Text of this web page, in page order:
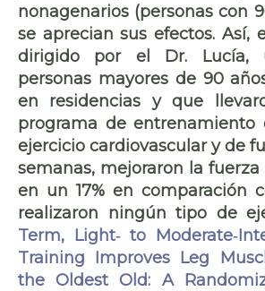
nonagenarios (personas con
se aprecian sus efectos. Así,
dirigido por el Dr. Lucía,
personas mayores de 90
en residencias y que
programa de entrenamiento
ejercicio cardiovascular y de
semanas, mejoraron la
en un 17% en comparación
realizaron ningún tipo de
Term, Light‐ to
Training Improves Leg
the Oldest Old: A